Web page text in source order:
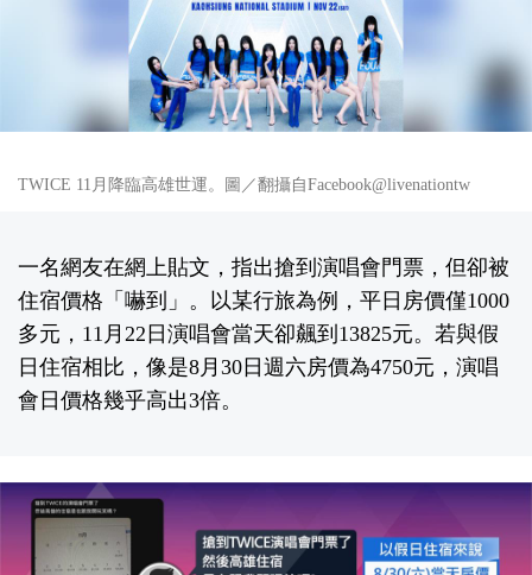
TWICE 11月降臨高雄世運。圖／翻攝自Facebook@livenationtw
一名網友在網上貼文，指出搶到演唱會門票，但卻被
住宿價格「嚇到」。以某行旅為例，平日房價僅1000
多元，11月22日演唱會當天卻飆到13825元。若與假
日住宿相比，像是8月30日週六房價為4750元，演唱
會日價格幾乎高出3倍。